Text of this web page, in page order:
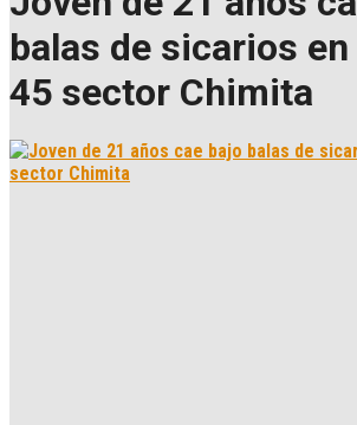
balas de sicarios
45 sector Chimita